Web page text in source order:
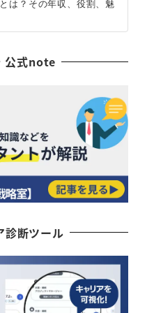
は？その年収、役割、魅
公式note
診断ツール